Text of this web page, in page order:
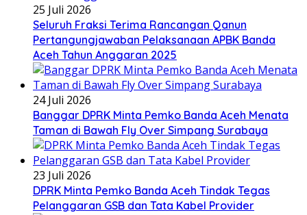
25 Juli 2026
Seluruh Fraksi Terima Rancangan Qanun
Pertangungjawaban Pelaksanaan APBK Banda
Aceh Tahun Anggaran 2025
24 Juli 2026
Banggar DPRK Minta Pemko Banda Aceh Menata
Taman di Bawah Fly Over Simpang Surabaya
23 Juli 2026
DPRK Minta Pemko Banda Aceh Tindak Tegas
Pelanggaran GSB dan Tata Kabel Provider